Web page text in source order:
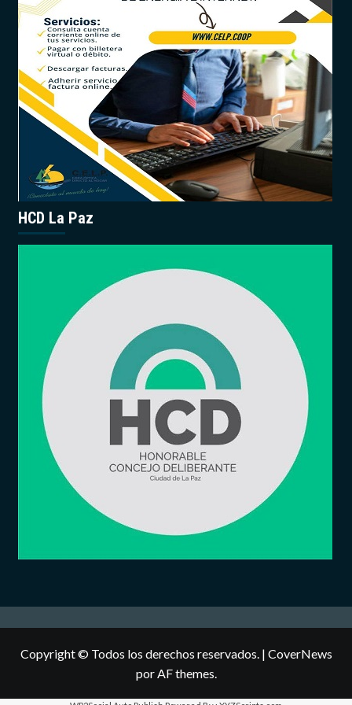
HCD La Paz
Copyright © Todos los derechos reservados. | CoverNews
por AF themes.